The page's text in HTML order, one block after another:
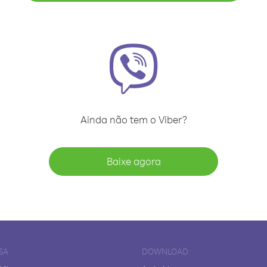
Ainda não tem o Viber?
Baixe agora
DOWNLOAD